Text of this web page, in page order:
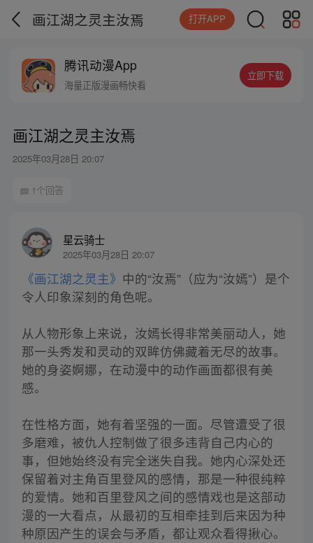
画江湖之灵主汝焉 打开APP
腾讯动漫App
海量正版漫画畅快看
立即下载
画江湖之灵主汝焉
2025年03月28日 20:07
1个回答
星云骑士
2025年03月28日 20:07
《画江湖之灵主》 中的“汝焉”（应为“汝嫣”）是个
令人印象深刻的角色呢。
从人物形象上来说，汝嫣长得非常美丽动人，她
那一头秀发和灵动的双眸仿佛藏着无尽的故事。
她的身姿婀娜，在动漫中的动作画面都很有美
感。
在性格方面，她有着坚强的一面。尽管遭受了很
多磨难，被仇人控制做了很多违背自己内心的
事，但她始终没有完全迷失自我。她内心深处还
保留着对主角百里登风的感情，那是一种很纯粹
的爱情。她和百里登风之间的感情戏也是这部动
漫的一大看点，从最初的互相牵挂到后来因为种
种原因产生的误会与矛盾，都让观众看得揪心。